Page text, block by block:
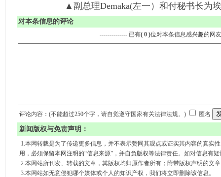
▲副总理Demaka(左一）和付秘书长为
对本条信息的评论
-------------- 已有( 0 )位对本条信息感兴趣的网
评论内容：(不能超过250个字，请自觉遵守国家有关法律法规。) 匿名
新闻版权与免责声明：
1.本网转载是为了传递更多信息，并不表示赞同其观点或证实其内容的真实
用，必须保留本网注明的“信息来源”，并自负版权等法律责任。如对信息有
2.本网站所刊发、转载的文章，其版权均归原作者所有；附带版权声明的文
3.本网站如无意侵犯哪个媒体或个人的知识产权，我们将立即删除该信息。